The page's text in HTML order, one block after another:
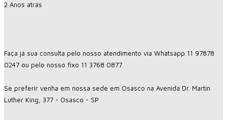
2 Anos atrás
Faça já sua consulta pelo nosso atendimento via Whatsapp 11 97878
0247 ou pelo nosso fixo 11 3768 0877
Se preferir venha em nossa sede em Osasco na Avenida Dr. Martin
Luther King, 377 - Osasco - SP